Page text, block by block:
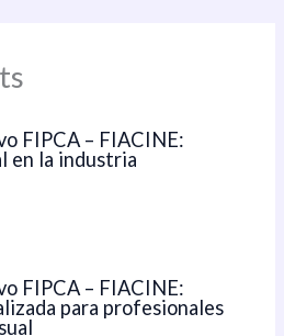
FIPCA – FIACINE:
en la industria
FIPCA – FIACINE:
para profesionales